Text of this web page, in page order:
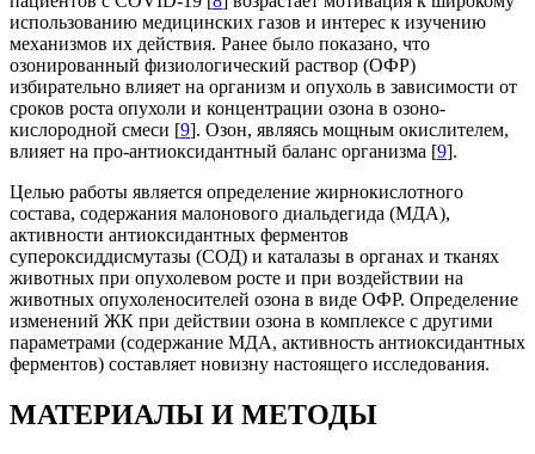
использованию медицинских газов и интерес к изучению
механизмов их действия. Ранее было показано, что
озонированный физиологический раствор (ОФР)
избирательно влияет на организм и опухоль в зависимости от
сроков роста опухоли и концентрации озона в озоно-
кислородной смеси [9]. Озон, являясь мощным окислителем,
влияет на про-антиоксидантный баланс организма [9].
Целью работы является определение жирнокислотного
состава, содержания малонового диальдегида (МДА),
активности антиоксидантных ферментов
супероксиддисмутазы (СОД) и каталазы в органах и тканях
животных при опухолевом росте и при воздействии на
животных опухоленосителей озона в виде ОФР. Определение
изменений ЖК при действии озона в комплексе с другими
параметрами (содержание МДА, активность антиоксидантных
ферментов) составляет новизну настоящего исследования.
МАТЕРИАЛЫ И МЕТОДЫ